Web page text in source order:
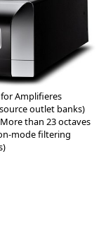
Amplifieres
outlet banks)
than 23 octaves
mode filtering